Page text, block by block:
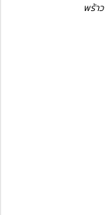
พร้า